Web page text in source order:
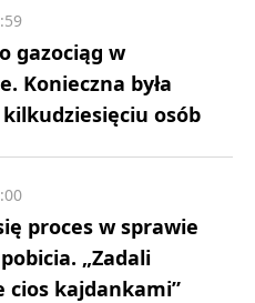
gazociąg w
Konieczna była
osób
proces w sprawie
„Zadali
cios kajdankami”